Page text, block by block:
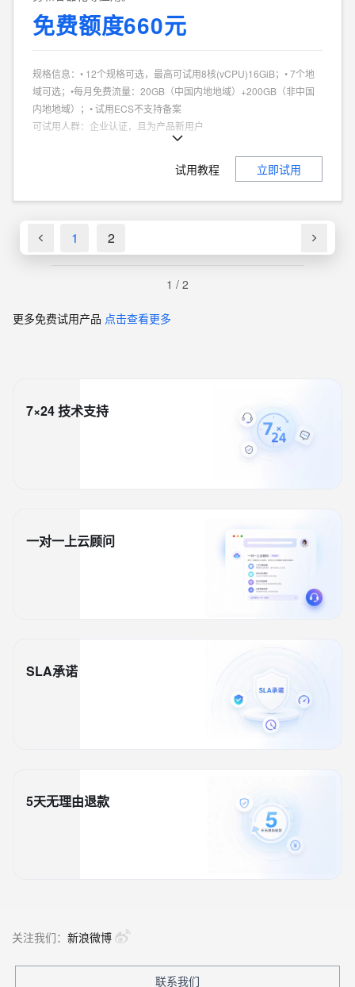
免费额度660元
规格信息： • 12个规格可选，最高可试用8核(vCPU)16GiB；• 7个地
域可选；•每月免费流量：20GB（中国内地地域）+200GB（非中国
内地地域）；• 试用ECS不支持备案
可试用人群： 企业认证，且为产品新用户
个人、企业试用不同享
试用教程 立即试用
1 2
1 / 2
更多免费试用产品 点击查看更多
7×24 技术支持
一对一上云顾问
SLA承诺
5天无理由退款
关注我们： 新浪微博
联系我们